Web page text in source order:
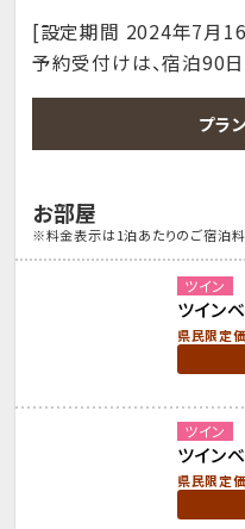
[設定期間 2024年7月
予約受付けは、宿泊90
プラ
お部屋
※料金表示は1泊あたりのご宿泊料
ツイン
ツイン
県民限定
ツイン
ツイン
県民限定